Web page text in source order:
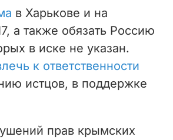
в Харькове и на
а также обязать Россию
в иске не указан.
к ответственности
истцов, в поддержке
прав крымских